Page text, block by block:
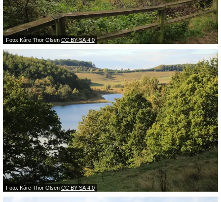
Foto: Kåre Thor Olsen CC BY-SA 4.0
Foto: Kåre Thor Olsen CC BY-SA 4.0